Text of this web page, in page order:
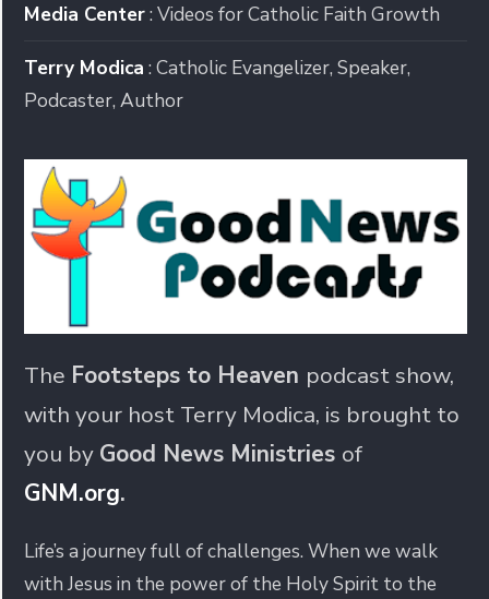
Media Center: Videos for Catholic Faith Growth
Terry Modica : Catholic Evangelizer, Speaker,
Podcaster, Author
The Footsteps to Heaven podcast show,
with your host Terry Modica, is brought to
you by Good News Ministries of
GNM.org.
Life’s a journey full of challenges. When we walk
with Jesus in the power of the Holy Spirit to the